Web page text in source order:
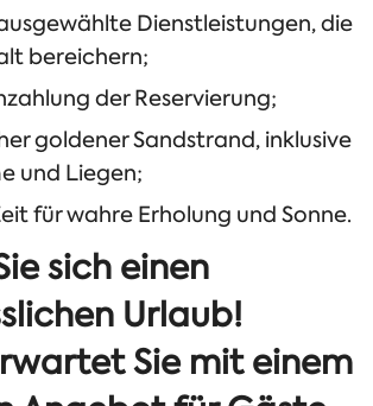
Dienstleistungen, die
bereichern;
der Reservierung;
goldener Sandstrand, inklusive
und Liegen;
für wahre Erholung und Sonne.
sich einen
Urlaub!
Sie mit einem